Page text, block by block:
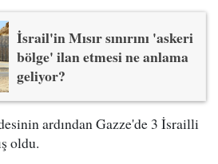
İsrail'in Mısır sınırını 'askeri
bölge' ilan etmesi ne anlama
geliyor?
ardından Gazze'de 3 İsrailli
oldu.